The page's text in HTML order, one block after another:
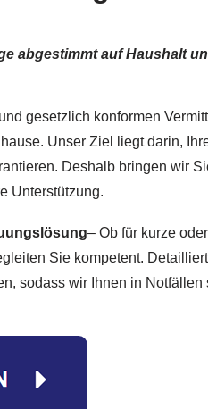
abgestimmt auf Haushalt
gesetzlich konformen
Unser Ziel liegt darin,
Deshalb bringen wir
Unterstützung.
– Ob für kurze oder
Sie kompetent.
sodass wir Ihnen in Notfällen